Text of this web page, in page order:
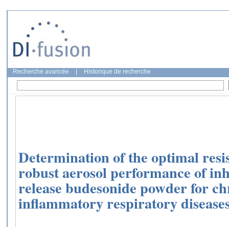
Recherche avancée Historique de recherche
Determination of the optimal
robust aerosol performance of
release budesonide powder for
inflammatory respiratory